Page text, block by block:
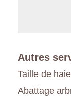
Autres
Taille de
Abattage